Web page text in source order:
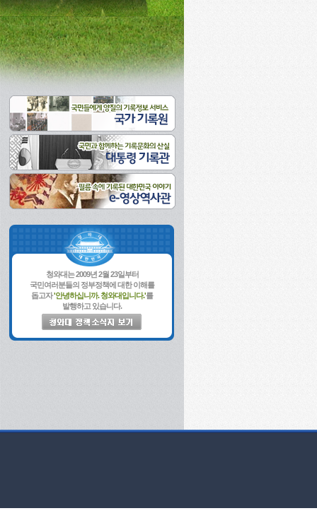
청와대는 2009년 2월 23일부터
국민여러분들의 정부정책에 대한 이해를
돕고자'안녕하십니까. 청와대입니다.'를
발행하고 있습니다.